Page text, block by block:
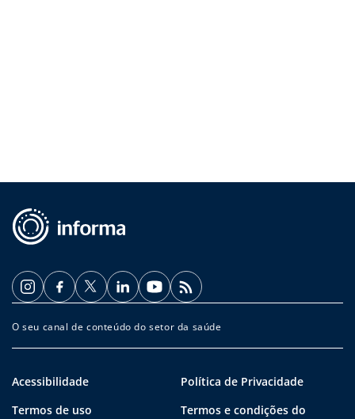
O seu canal de conteúdo do setor da saúde
Acessibilidade
Política de Privacidade
Termos de uso
Termos e condições do